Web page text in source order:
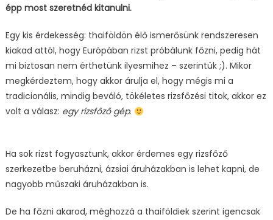
épp most szeretnéd kitanulni.
Egy kis érdekesség: thaiföldön élő ismerősünk rendszeresen
kiakad attól, hogy Európában rizst próbálunk főzni, pedig hát
mi biztosan nem érthetünk ilyesmihez – szerintük ;). Mikor
megkérdeztem, hogy akkor árulja el, hogy mégis mi a
tradicionális, mindig beváló, tökéletes rizsfőzési titok, akkor ez
volt a válasz: egy rizsfőző gép.
Ha sok rizst fogyasztunk, akkor érdemes egy rizsfőző
szerkezetbe beruházni, ázsiai áruházakban is lehet kapni, de
nagyobb műszaki áruházakban is.
De ha főzni akarod, méghozzá a thaiföldiek szerint igencsak